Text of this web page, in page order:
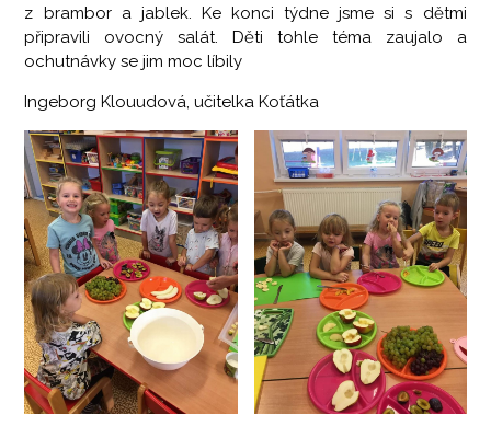
z brambor a jablek. Ke konci týdne jsme si s dětmi
připravili ovocný salát. Děti tohle téma zaujalo a
ochutnávky se jim moc líbily
Ingeborg Klouudová, učitelka Koťátka